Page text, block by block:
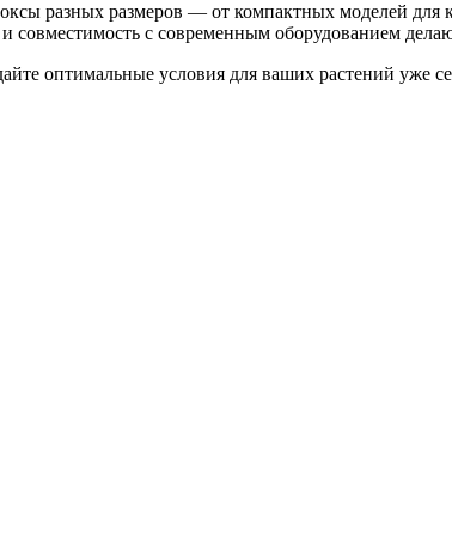
разных размеров — от компактных моделей
совместимость с современным оборудованием
оптимальные условия для ваших растений уже